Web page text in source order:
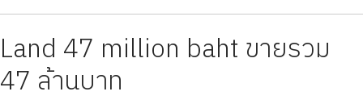
Land 47 million baht ขายรวม
47 ล้านบาท